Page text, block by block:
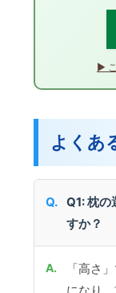
▶
よくあ
Q1: 枕
すか？
「高さ